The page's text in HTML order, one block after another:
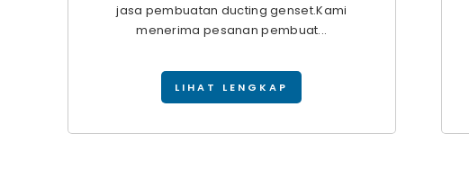
jasa pembuatan ducting genset.Kami
menerima pesanan pembuat...
LIHAT LENGKAP